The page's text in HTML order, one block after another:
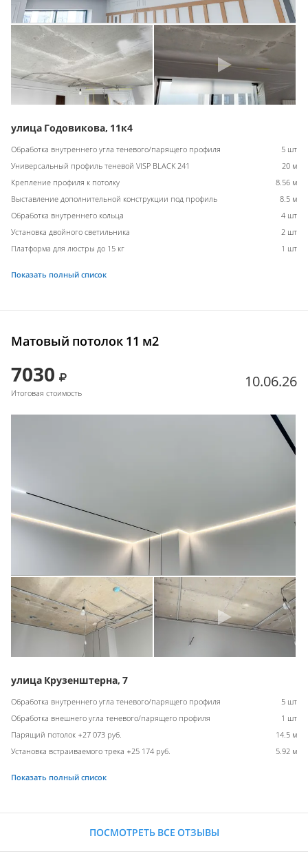
улица Годовикова, 11к4
Обработка внутреннего угла теневого/парящего профиля
5 шт
Универсальный профиль теневой VISP BLACK 241
20 м
Крепление профиля к потолку
8.56 м
Выставление дополнительной конструкции под профиль
8.5 м
Обработка внутреннего кольца
4 шт
Установка двойного светильника
2 шт
Платформа для люстры до 15 кг
1 шт
Показать полный список
Матовый потолок 11 м2
7030
Итоговая стоимость
10.06.26
улица Крузенштерна, 7
Обработка внутреннего угла теневого/парящего профиля
5 шт
Обработка внешнего угла теневого/парящего профиля
1 шт
Парящий потолок +27 073 руб.
14.5 м
Установка встраиваемого трека +25 174 руб.
5.92 м
Показать полный список
ПОСМОТРЕТЬ ВСЕ ОТЗЫВЫ